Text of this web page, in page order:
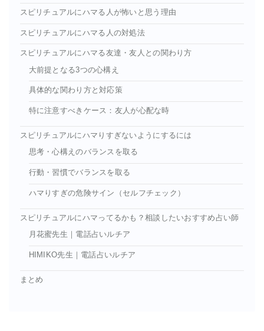
スピリチュアルにハマる人が怖いと思う理由
スピリチュアルにハマる人の対処法
スピリチュアルにハマる友達・友人との関わり方
大前提となる3つの心構え
具体的な関わり方と対応策
特に注意すべきケース：友人が心配な時
スピリチュアルにハマりすぎないようにするには
思考・心構えのバランスを取る
行動・習慣でバランスを取る
ハマりすぎの危険サイン（セルフチェック）
スピリチュアルにハマってるかも？相談したいおすすめ占い師
月花蜜先生｜電話占いルチア
HIMIKO先生｜電話占いルチア
まとめ